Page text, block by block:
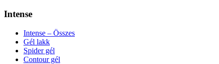
Intense
Intense – Összes
Gél lakk
Spider gél
Contour gél